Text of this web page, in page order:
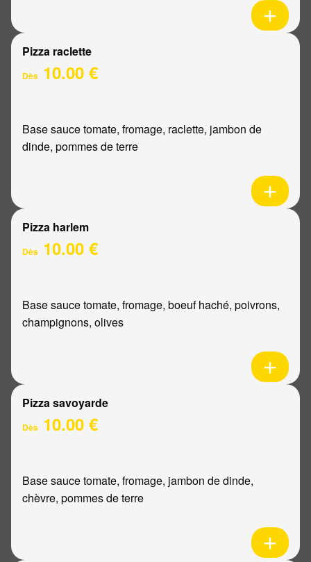
Pizza raclette
Dès 10.00 €
Base sauce tomate, fromage, raclette, jambon de
dinde, pommes de terre
Pizza harlem
Dès 10.00 €
Base sauce tomate, fromage, boeuf haché, poivrons,
champignons, olives
Pizza savoyarde
Dès 10.00 €
Base sauce tomate, fromage, jambon de dinde,
chèvre, pommes de terre